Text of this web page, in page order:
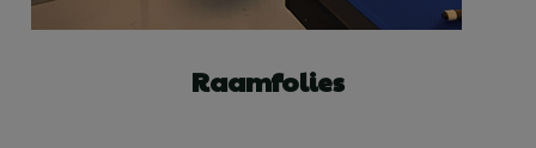
Raamfolies